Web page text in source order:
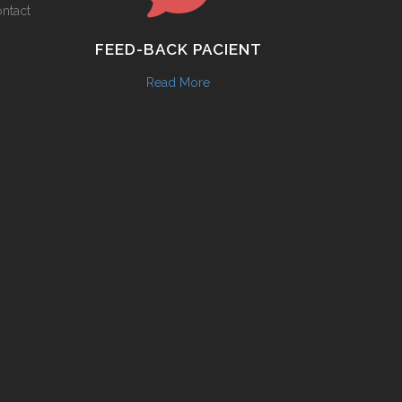
FEED-BACK PACIENT
Read More